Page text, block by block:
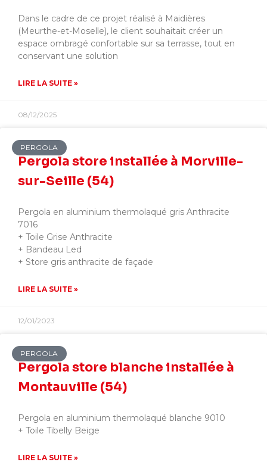
Dans le cadre de ce projet réalisé à Maidières
(Meurthe-et-Moselle), le client souhaitait créer un
espace ombragé confortable sur sa terrasse, tout en
conservant une solution
LIRE LA SUITE »
08/12/2025
PERGOLA
Pergola store installée à Morville-
sur-Seille (54)
Pergola en aluminium thermolaqué gris Anthracite
7016
+ Toile Grise Anthracite
+ Bandeau Led
+ Store gris anthracite de façade
LIRE LA SUITE »
12/01/2023
PERGOLA
Pergola store blanche installée à
Montauville (54)
Pergola en aluminium thermolaqué blanche 9010
+ Toile Tibelly Beige
LIRE LA SUITE »